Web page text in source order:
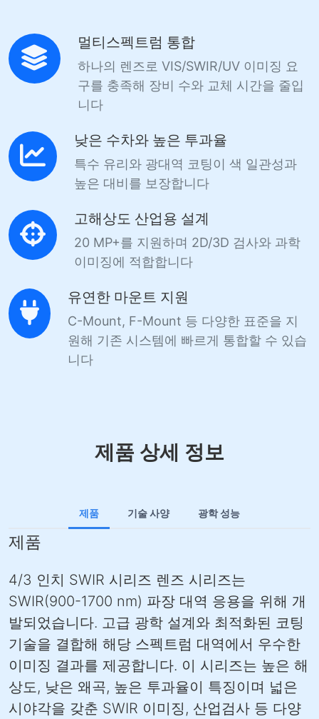
멀티스펙트럼 통합
하나의 렌즈로 VIS/SWIR/UV 이미징 요
구를 충족해 장비 수와 교체 시간을 줄입
니다
낮은 수차와 높은 투과율
특수 유리와 광대역 코팅이 색 일관성과
높은 대비를 보장합니다
고해상도 산업용 설계
20 MP+를 지원하며 2D/3D 검사와 과학
이미징에 적합합니다
유연한 마운트 지원
C-Mount, F-Mount 등 다양한 표준을 지
원해 기존 시스템에 빠르게 통합할 수 있습
니다
제품 상세 정보
제품 기술 사양 광학 성능
제품
4/3 인치 SWIR 시리즈 렌즈 시리즈는
SWIR(900-1700 nm) 파장 대역 응용을 위해 개
발되었습니다. 고급 광학 설계와 최적화된 코팅
기술을 결합해 해당 스펙트럼 대역에서 우수한
이미징 결과를 제공합니다. 이 시리즈는 높은 해
상도, 낮은 왜곡, 높은 투과율이 특징이며 넓은
시야각을 갖춘 SWIR 이미징, 산업검사 등 다양